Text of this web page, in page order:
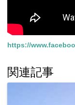
https://
関連記事